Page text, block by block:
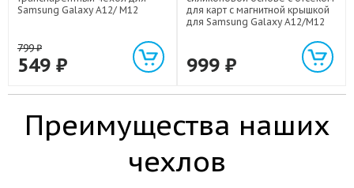
Samsung Galaxy A12/ M12
799₽
549 ₽
для карт с магнитной крышкой
для Samsung Galaxy A12/M12
999 ₽
Преимущества наших
чехлов